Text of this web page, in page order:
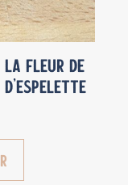
la fleur de